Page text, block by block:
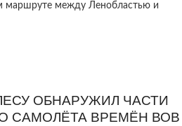
маршруте между Ленобластью и
ОБНАРУЖИЛ ЧАСТИ
САМОЛЁТА ВРЕМЁН ВОВ